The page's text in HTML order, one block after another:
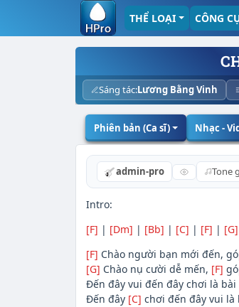
THỂ LOẠI CÔNG
Sáng tác:Lương Bằng Vinh
Phiên bản (Ca sĩ) Nhạc -
admin-pro Tone
Intro:
[F] | [Dm] | [Bb] | [C] | [F] | [G]
[F] Chào người bạn mới đến,
[G] Chào nụ cười dễ mến, [F]
Đến đây vui đến đây chơi là bài
Đến đây [C] chơi đến đây vui